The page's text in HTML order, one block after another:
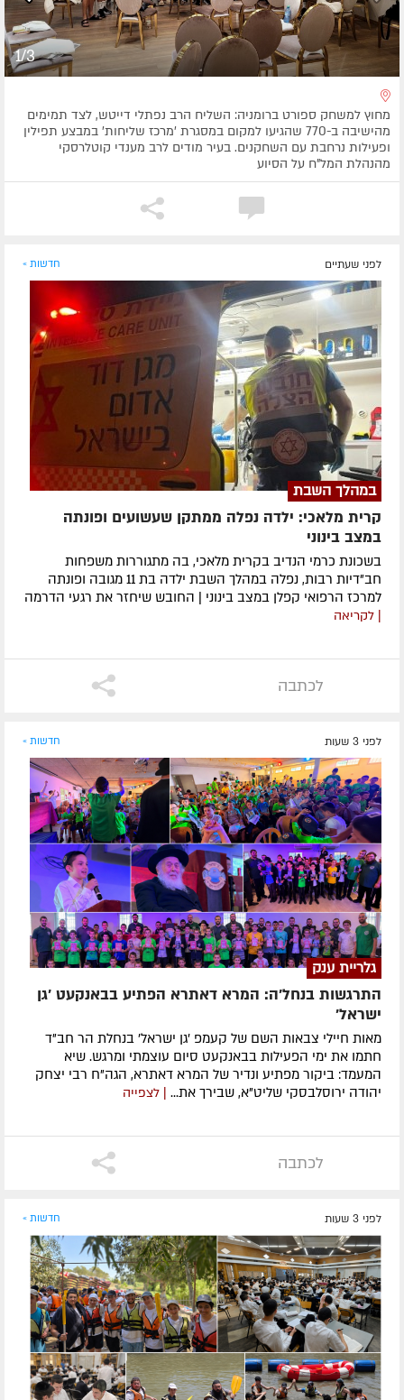
1/3
מחוץ למשחק ספורט ברומניה: השליח הרב נפתלי דייטש, לצד תמימים
מהישיבה ב-770 שהגיעו למקום במסגרת 'מרכז שליחות' במבצע תפילין
ופעילות נרחבת עם השחקנים. בעיר מודים לרב מענדי קוטלרסקי
מהנהלת המל"ח על הסיוע
לפני שעתיים חדשות »
במהלך השבת
קרית מלאכי: ילדה נפלה ממתקן שעשועים ופונתה
במצב בינוני
בשכונת כרמי הנדיב בקרית מלאכי, בה מתגוררות משפחות
חב"דיות רבות, נפלה במהלך השבת ילדה בת 11 מגובה ופונתה
למרכז הרפואי קפלן במצב בינוני | החובש שיחזר את רגעי הדרמה
| לקריאה
לכתבה
לפני 3 שעות חדשות »
גלריית ענק
התרגשות בנחל'ה: המרא דאתרא הפתיע בבאנקעט 'גן
ישראל'
מאות חיילי צבאות השם של קעמפ 'גן ישראל' בנחלת הר חב"ד
חתמו את ימי הפעילות בבאנקעט סיום עוצמתי ומרגש. שיא
המעמד: ביקור מפתיע ונדיר של המרא דאתרא, הגה"ח רבי יצחק
יהודה ירוסלבסקי שליט"א, שבירך את... | לצפייה
לכתבה
לפני 3 שעות חדשות »